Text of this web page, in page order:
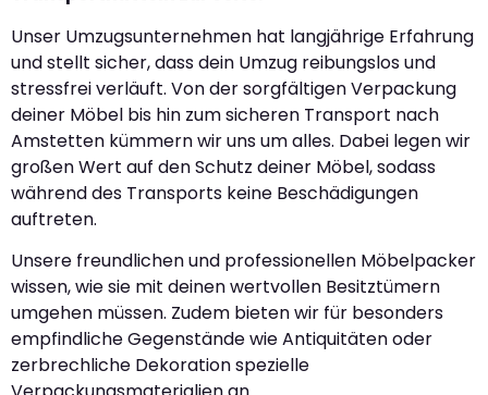
Unser Umzugsunternehmen hat langjährige Erfahrung
und stellt sicher, dass dein Umzug reibungslos und
stressfrei verläuft. Von der sorgfältigen Verpackung
deiner Möbel bis hin zum sicheren Transport nach
Amstetten kümmern wir uns um alles. Dabei legen wir
großen Wert auf den Schutz deiner Möbel, sodass
während des Transports keine Beschädigungen
auftreten.
Unsere freundlichen und professionellen Möbelpacker
wissen, wie sie mit deinen wertvollen Besitztümern
umgehen müssen. Zudem bieten wir für besonders
empfindliche Gegenstände wie Antiquitäten oder
zerbrechliche Dekoration spezielle